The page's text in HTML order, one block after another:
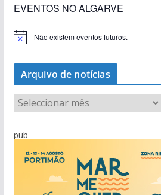
EVENTOS NO ALGARVE
Não existem eventos futuros.
Arquivo de notícias
r
q
pub